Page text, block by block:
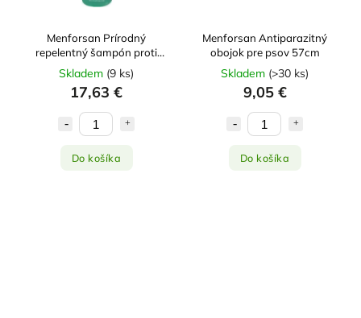
Menforsan Prírodný
repelentný šampón proti
hmyzu pre psov 1l
Skladem (9 ks)
17,63 €
Do košíka
Menforsan Antiparazitný
obojok pre psov 57cm
Skladem (>30 ks)
9,05 €
Do košíka